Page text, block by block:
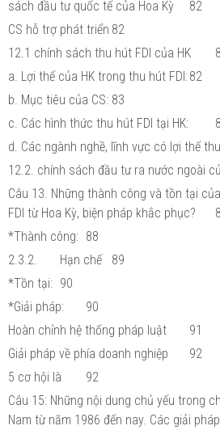
sách đầu tư quốc tế của Hoa Kỳ
82
CS hỗ trợ phát triển 82
12.1 chính sách thu hút FDI của HK
a. Lợi thế của HK trong thu hút FDI:82
b. Mục tiêu của CS: 83
c. Các hình thức thu hút FDI tại HK:
d. Các ngành nghề, lĩnh vực có lợi thế
12.2. chính sách đầu tư ra nước ngoài
Câu 13. Những thành công và tồn tại
FDI từ Hoa Kỳ, biện pháp khắc phục?
*Thành công: 88
2.3.2.
Hạn chế
89
*Tồn tại: 90
*Giải pháp:
90
Hoàn chỉnh hệ thống pháp luật
91
Giải pháp về phía doanh nghiệp
92
5 cơ hội là
92
Câu 15: Những nội dung chủ yếu trong
Nam từ năm 1986 đến nay. Các giải